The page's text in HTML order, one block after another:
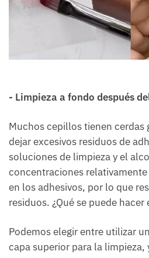
- Limpieza a fondo después
Muchos cepillos tienen cerdas
dejar excesivos residuos de
soluciones de limpieza y el
concentraciones
en los adhesivos, por lo que
residuos. ¿Qué se puede
Podemos elegir entre utilizar
capa superior para la limpieza,